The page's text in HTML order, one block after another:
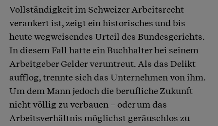
Vollständigkeit im Schweizer Arbeitsrecht
verankert ist, zeigt ein historisches und bis
heute wegweisendes Urteil des Bundesgerichts.
In diesem Fall hatte ein Buchhalter bei seinem
Arbeitgeber Gelder veruntreut. Als das Delikt
aufflog, trennte sich das Unternehmen von ihm.
Um dem Mann jedoch die berufliche Zukunft
nicht völlig zu verbauen – oder um das
Arbeitsverhältnis möglichst geräuschlos zu